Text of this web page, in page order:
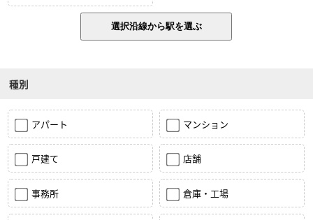
種別
アパート マンション
戸建て 店舗
事務所 倉庫・工場